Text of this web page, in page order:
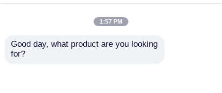
প্রসারিত ধাতু তারের জাল
1:57 PM
Good day, what product are you looking
for?